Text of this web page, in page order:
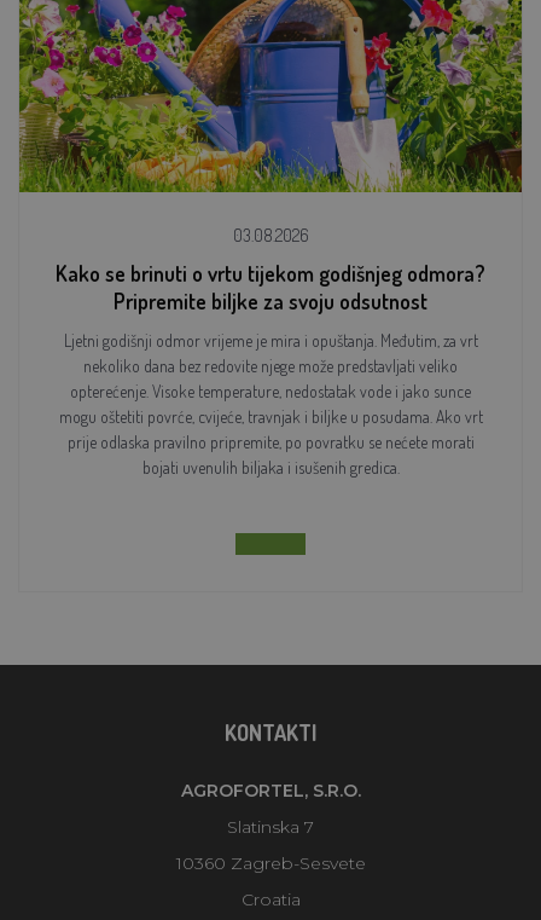
03.08.2026
Kako se brinuti o vrtu tijekom godišnjeg odmora?
Pripremite biljke za svoju odsutnost
Ljetni godišnji odmor vrijeme je mira i opuštanja. Međutim, za vrt
nekoliko dana bez redovite njege može predstavljati veliko
opterećenje. Visoke temperature, nedostatak vode i jako sunce
mogu oštetiti povrće, cvijeće, travnjak i biljke u posudama. Ako vrt
prije odlaska pravilno pripremite, po povratku se nećete morati
bojati uvenulih biljaka i isušenih gredica.
KONTAKTI
AGROFORTEL, S.R.O.
Slatinska 7
10360 Zagreb-Sesvete
Croatia